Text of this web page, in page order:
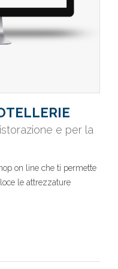
e per la
on line che ti permette
le attrezzature